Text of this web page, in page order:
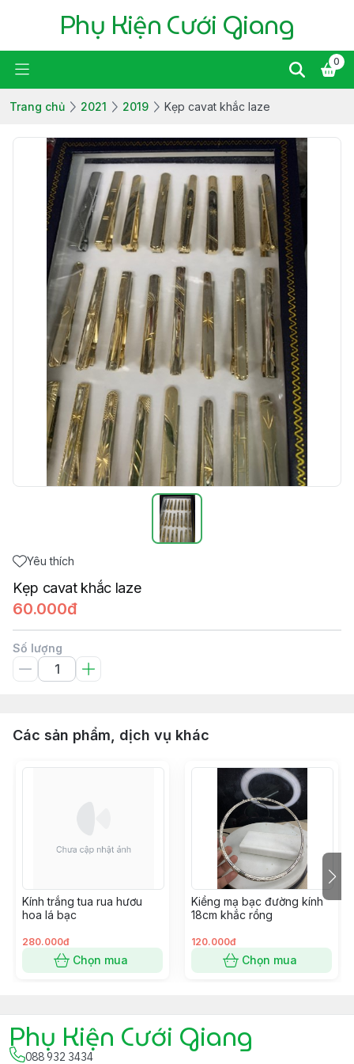
Phụ Kiện Cưới Giang
0
Trang chủ 2021 2019 Kẹp cavat khắc laze
Yêu thích
Kẹp cavat khắc laze
60.000đ
Số lượng
Các sản phẩm, dịch vụ khác
Kính trắng tua rua hươu
hoa lá bạc
280.000đ
Chọn mua
Kiềng mạ bạc đường kính
18cm khắc rồng
120.000đ
Chọn mua
Phụ Kiện Cưới Giang
088 932 3434